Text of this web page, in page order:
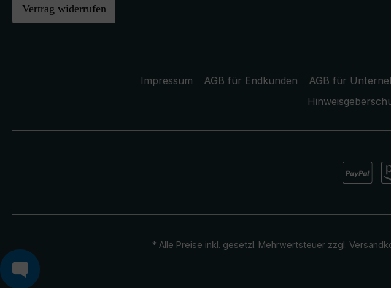
Vertrag widerrufen
Impressum AGB für Endkunden AGB für
* Alle Preise inkl. gesetzl. Mehrwertsteuer zzgl.